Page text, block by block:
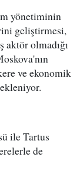
yönetiminin
geliştirmesi,
aktör olmadığı
ve ekonomik
ile Tartus
de